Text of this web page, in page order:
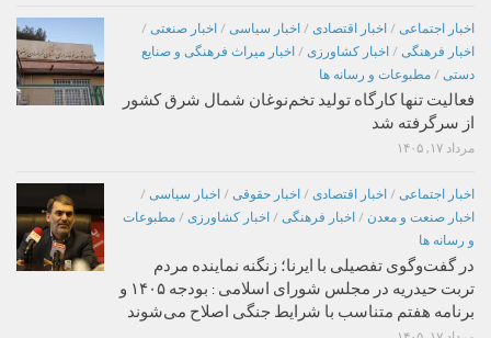
اخبار اجتماعی / اخبار اقتصادی / اخبار سیاسی / اخبار صنعتی /
اخبار فرهنگی / اخبار کشاورزی / اخبار میراث فرهنگی و صنایع
دستی / مطبوعات و رسانه ها
فعالیت تنها کارگاه تولید تخم‌نوغان شمال شرق کشور
از سرگرفته شد
مرداد ۱۷, ۱۴۰۵
اخبار اجتماعی / اخبار اقتصادی / اخبار حقوقی / اخبار سیاسی /
اخبار صنعت و معدن / اخبار فرهنگی / اخبار کشاورزی / مطبوعات
و رسانه ها
در گفت‌وگوی تفصیلی با ایرنا؛ زنگنه نماینده مردم
تربت حیدریه در مجلس شورای اسلامی : بودجه ۱۴۰۵ و
برنامه هفتم متناسب با شرایط جنگی اصلاح می‌شوند